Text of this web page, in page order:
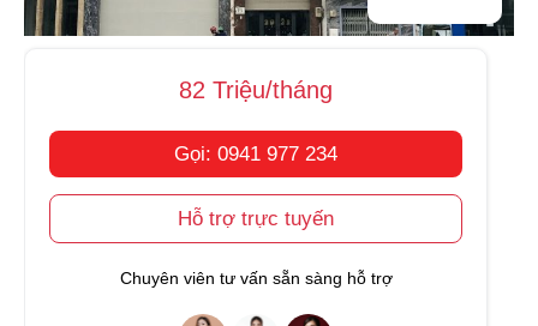
82 Triệu/tháng
Gọi: 0941 977 234
Hỗ trợ trực tuyến
Chuyên viên tư vấn sẵn sàng hỗ trợ